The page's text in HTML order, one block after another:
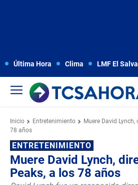
Última Hora Clima LMF El
Inicio Entretenimiento
Muere David
78 años
ENTRETENIMIENTO
Muere David Lynch,
Peaks, a los 78 años